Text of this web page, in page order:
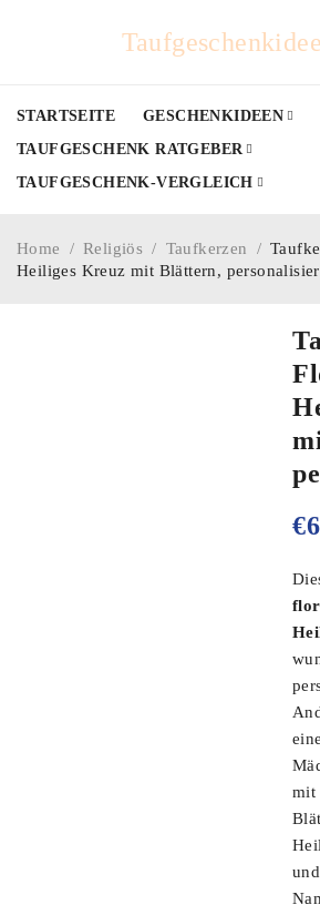
STARTSEITE
GESCHENKIDEEN
TAUFGESCHENK RATGEBER
TAUFGESCHENK-VERGLEICH
Home / Religiös / Taufkerzen /
Heiliges Kreuz mit Blättern,
€
mit